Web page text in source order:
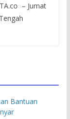
– Jumat
Bantuan